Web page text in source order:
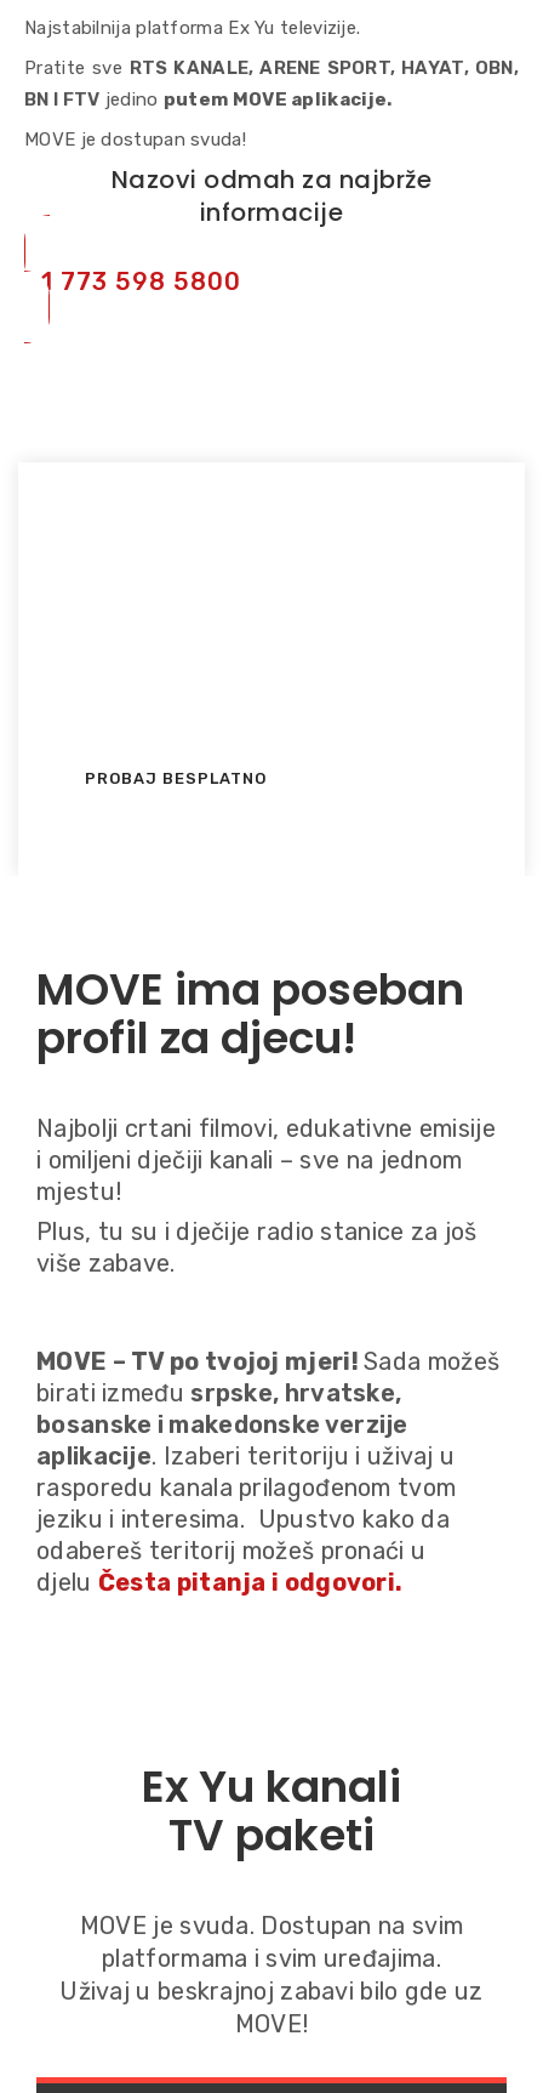
Najstabilnija platforma Ex Yu televizije.
Pratite sve RTS KANALE, ARENE SPORT, HAYAT, OBN,
BN I FTV jedino putem MOVE aplikacije.
MOVE je dostupan svuda!
Nazovi odmah za najbrže
informacije
+1 773 598 5800
PROBAJ BESPLATNO
MOVE ima poseban
profil za djecu!
Najbolji crtani filmovi, edukativne emisije
i omiljeni dječiji kanali – sve na jednom
mjestu!
Plus, tu su i dječije radio stanice za još
više zabave.
MOVE – TV po tvojoj mjeri!Sada možeš
birati između srpske, hrvatske,
bosanske i makedonske verzije
aplikacije. Izaberi teritoriju i uživaj u
rasporedu kanala prilagođenom tvom
jeziku i interesima. Upustvo kako da
odabereš teritorij možeš pronaći u
djelu Česta pitanja i odgovori.
Ex Yu kanali
TV paketi
MOVE je svuda. Dostupan na svim
platformama i svim uređajima.
Uživaj u beskrajnoj zabavi bilo gde uz
MOVE!